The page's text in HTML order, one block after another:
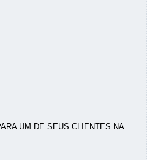
UM DE SEUS CLIENTES NA